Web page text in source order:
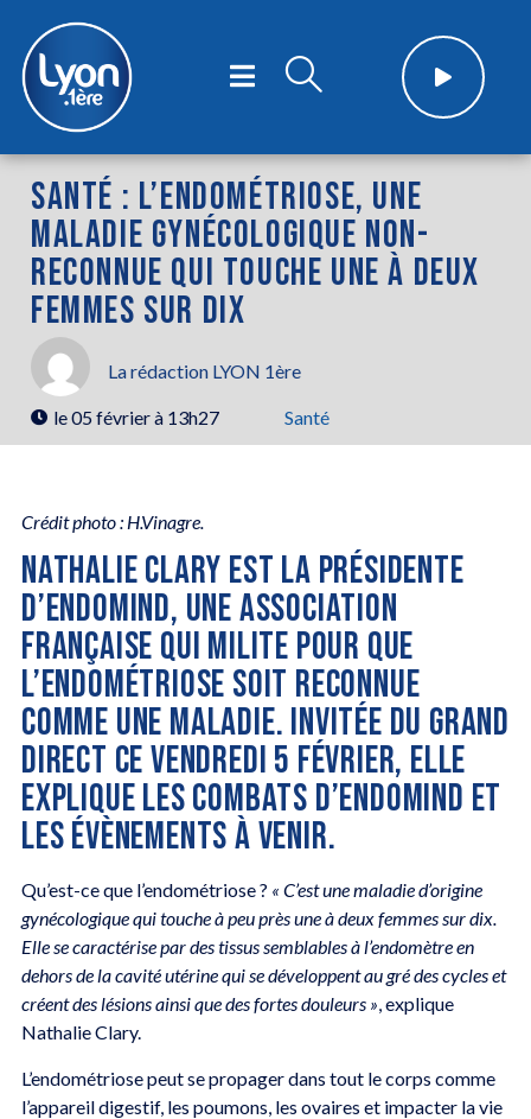
SANTÉ : L’ENDOMÉTRIOSE, UNE
MALADIE GYNÉCOLOGIQUE NON-
RECONNUE QUI TOUCHE UNE À DEUX
FEMMES SUR DIX
La rédaction LYON 1ère
le05 février à 13h27 Santé
Crédit photo : H.Vinagre.
NATHALIE CLARY EST LA PRÉSIDENTE
D’ENDOMIND, UNE ASSOCIATION
FRANÇAISE QUI MILITE POUR QUE
L’ENDOMÉTRIOSE SOIT RECONNUE
COMME UNE MALADIE. INVITÉE DU GRAND
DIRECT CE VENDREDI 5 FÉVRIER, ELLE
EXPLIQUE LES COMBATS D’ENDOMIND ET
LES ÉVÈNEMENTS À VENIR.
Qu’est-ce que l’endométriose ? « C’est une maladie d’origine
gynécologique qui touche à peu près une à deux femmes sur dix.
Elle se caractérise par des tissus semblables à l’endomètre en
dehors de la cavité utérine qui se développent au gré des cycles et
créent des lésions ainsi que des fortes douleurs », explique
Nathalie Clary.
L’endométriose peut se propager dans tout le corps comme
l’appareil digestif, les poumons, les ovaires et impacter la vie